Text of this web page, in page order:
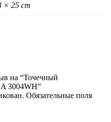
× 25 cm
на “Точечный
3004WH”
Обязательные поля